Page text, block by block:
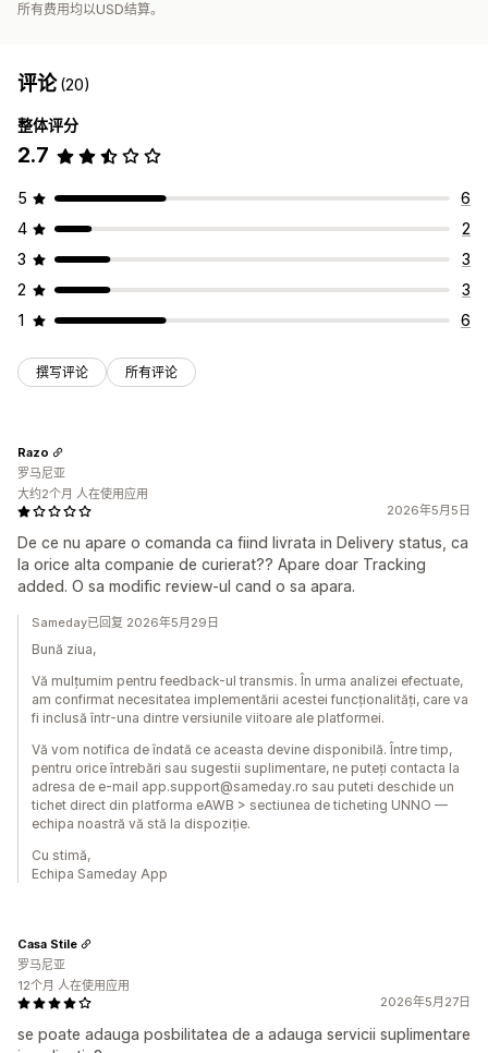
所有费用均以USD结算。
评论(20)
整体评分
2.7
5
6
4
2
3
3
2
3
1
6
撰写评论 所有评论
2026年5月5日
De ce nu apare o comanda ca fiind livrata in Delivery status, ca
la orice alta companie de curierat?? Apare doar Tracking
added. O sa modific review-ul cand o sa apara.
Razo
罗马尼亚
大约2个月 人在使用应用
Sameday已回复 2026年5月29日
Bună ziua,
Vă mulțumim pentru feedback-ul transmis. În urma analizei efectuate,
am confirmat necesitatea implementării acestei funcționalități, care va
fi inclusă într-una dintre versiunile viitoare ale platformei.
Vă vom notifica de îndată ce aceasta devine disponibilă. Între timp,
pentru orice întrebări sau sugestii suplimentare, ne puteți contacta la
adresa de e-mail app.support@sameday.ro sau puteti deschide un
tichet direct din platforma eAWB > sectiunea de ticheting UNNO —
echipa noastră vă stă la dispoziție.
Cu stimă,
Echipa Sameday App
2026年5月27日
se poate adauga posbilitatea de a adauga servicii suplimentare
Casa Stile
罗马尼亚
12个月 人在使用应用